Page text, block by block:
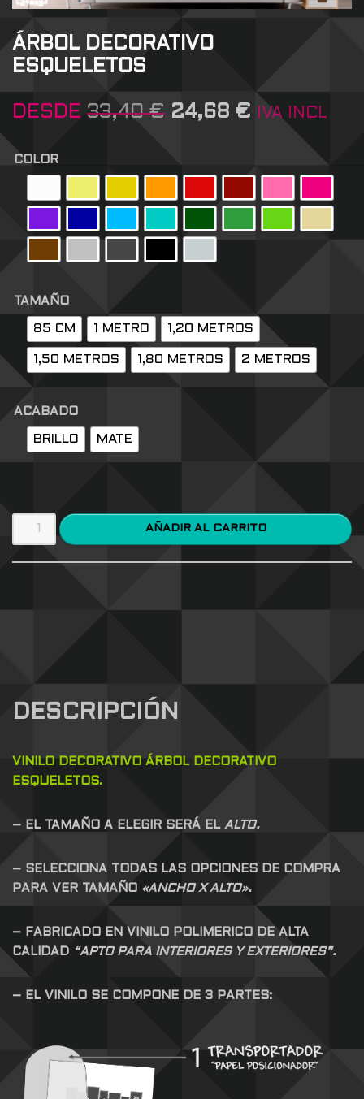
ÁRBOL DECORATIVO
ESQUELETOS
DESDE 33,40€ 24,68 € IVA INCL
COLOR
TAMAÑO
85 CM 1 METRO 1,20 METROS
1,50 METROS 1,80 METROS 2 METROS
ACABADO
BRILLO MATE
AÑADIR AL CARRITO
DESCRIPCIÓN
VINILO DECORATIVO ÁRBOL DECORATIVO
ESQUELETOS.
– EL TAMAÑO A ELEGIR SERÁ EL ALTO.
– SELECCIONA TODAS LAS OPCIONES DE COMPRA
PARA VER TAMAÑO «ANCHO X ALTO».
– FABRICADO EN VINILO POLIMERICO DE ALTA
CALIDAD “APTO PARA INTERIORES Y EXTERIORES”.
– EL VINILO SE COMPONE DE 3 PARTES: